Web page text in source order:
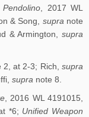
Pendolino , 2017 WL
& Song, supra note
& Armington, supra
2, at 2-3; Rich,supra
supra note 8.
, 2016 WL 4191015,
*6; Unified Weapon